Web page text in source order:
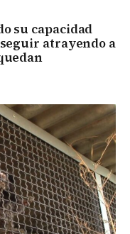
su capacidad
atrayendo a